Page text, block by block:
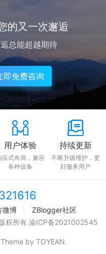
的又一次邂逅
总能超越期待
即免费咨询
用户体验
应式布局，兼容
各种设备
持续更新
不断升级维护，更
好服务用户
微博
ZBlogger社区
权所有.渝ICP备2021002545
by TOYEAN.